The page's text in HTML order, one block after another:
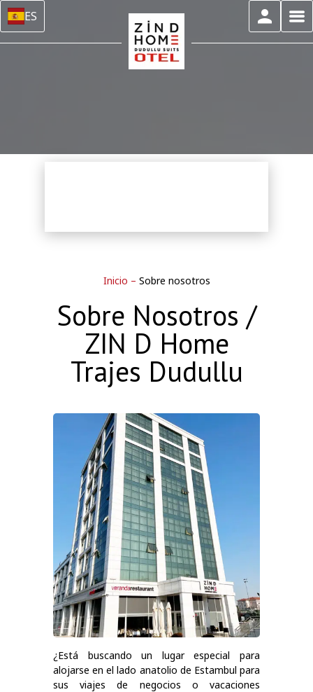
ES
Inicio – Sobre nosotros
Sobre Nosotros /
ZIN D Home
Trajes Dudullu
¿Está buscando un lugar especial para
alojarse en el lado anatolio de Estambul para
sus viajes de negocios o vacaciones